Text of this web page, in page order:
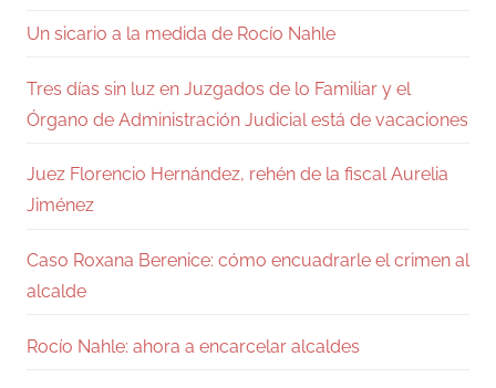
Un sicario a la medida de Rocío Nahle
Tres días sin luz en Juzgados de lo Familiar y el
Órgano de Administración Judicial está de vacaciones
Juez Florencio Hernández, rehén de la fiscal Aurelia
Jiménez
Caso Roxana Berenice: cómo encuadrarle el crimen al
alcalde
Rocío Nahle: ahora a encarcelar alcaldes